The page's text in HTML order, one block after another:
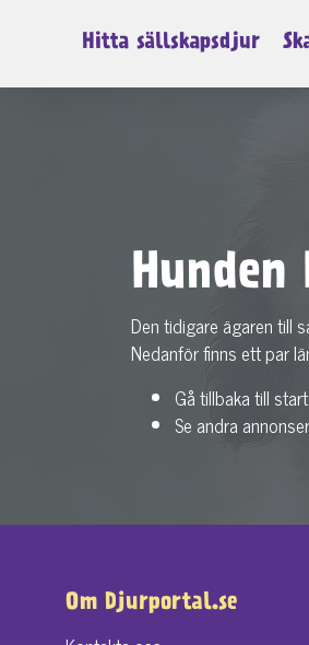
Hitta sällskapsdjur
Den tidigare ägaren till
Nedanför finns ett par
Gå tillbaka till
Se andra
Om Djurportal.se